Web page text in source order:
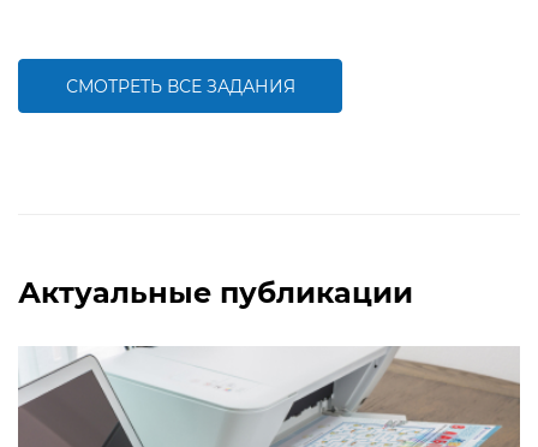
работать с числами первого десятка
СМОТРЕТЬ ВСЕ ЗАДАНИЯ
Актуальные публикации